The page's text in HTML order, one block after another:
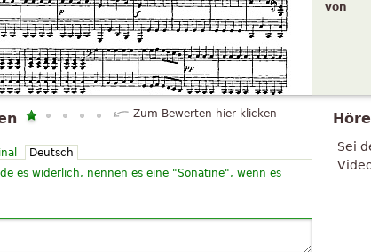
von
Sei
Zum Bewerten hier klicken
Deutsch
es widerlich, nennen es eine "Sonatine", wenn es